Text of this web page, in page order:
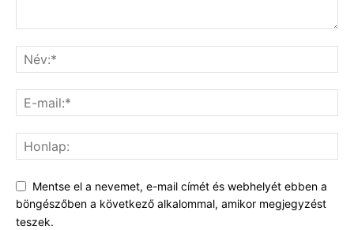
Mentse el a nevemet, e-mail címét és webhelyét ebben a
böngészőben a következő alkalommal, amikor megjegyzést
teszek.